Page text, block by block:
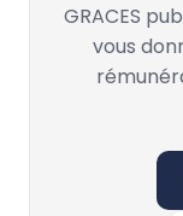
GRACES
vous